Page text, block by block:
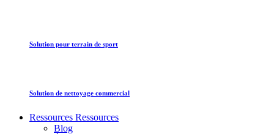
Solution pour terrain de sport
Solution de nettoyage commercial
Ressources Ressources
Blog